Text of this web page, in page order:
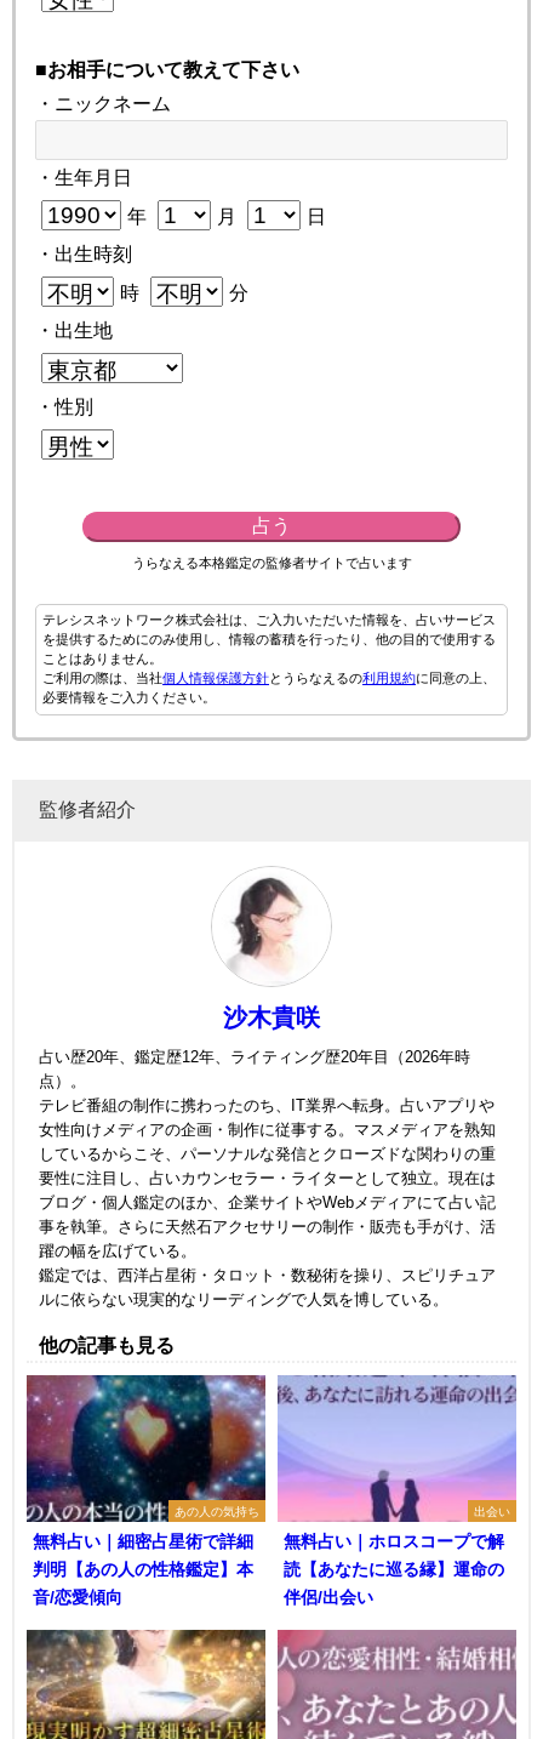
■お相手について教えて下さい
・ニックネーム
・生年月日
年 月
日
・出生時刻
時
分
・出生地
・性別
占う
うらなえる本格鑑定の監修者サイトで占います
テレシスネットワーク株式会社は、ご入力いただいた情報を、占いサービス
を提供するためにのみ使用し、情報の蓄積を行ったり、他の目的で使用する
ことはありません。
ご利用の際は、当社個人情報保護方針とうらなえるの利用規約に同意の上、
必要情報をご入力ください。
監修者紹介
沙木貴咲
占い歴20年、鑑定歴12年、ライティング歴20年目（2026年時
点）。
テレビ番組の制作に携わったのち、IT業界へ転身。占いアプリや
女性向けメディアの企画・制作に従事する。マスメディアを熟知
しているからこそ、パーソナルな発信とクローズドな関わりの重
要性に注目し、占いカウンセラー・ライターとして独立。現在は
ブログ・個人鑑定のほか、企業サイトやWebメディアにて占い記
事を執筆。さらに天然石アクセサリーの制作・販売も手がけ、活
躍の幅を広げている。
鑑定では、西洋占星術・タロット・数秘術を操り、スピリチュア
ルに依らない現実的なリーディングで人気を博している。
他の記事も見る
あの人の気持ち
無料占い｜細密占星術で詳細
判明【あの人の性格鑑定】本
音/恋愛傾向
出会い
無料占い｜ホロスコープで解
読【あなたに巡る縁】運命の
伴侶/出会い